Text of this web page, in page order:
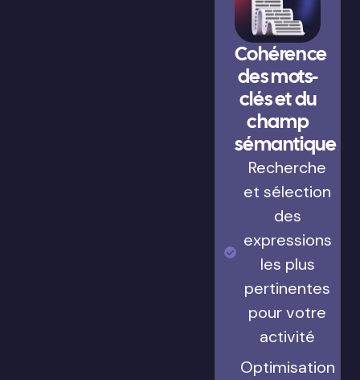
Cohérence
des mots-
clés et du
champ
sémantique
Recherche
et sélection
des
expressions
les plus
pertinentes
pour votre
activité
Optimisation